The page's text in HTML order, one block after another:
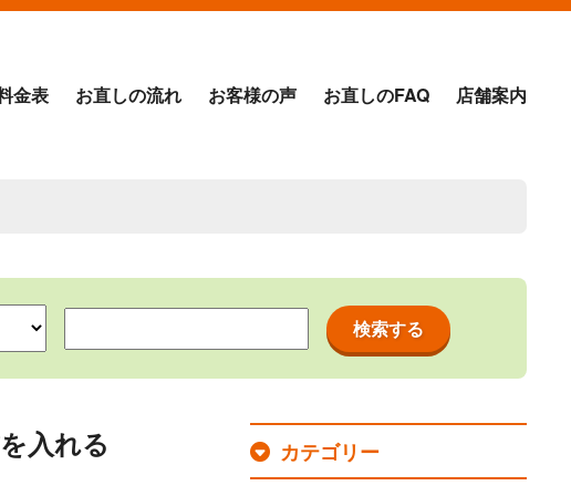
金表 お直しの流れ お客様の声 お直しのFAQ 店舗案内
入れる カテゴリー